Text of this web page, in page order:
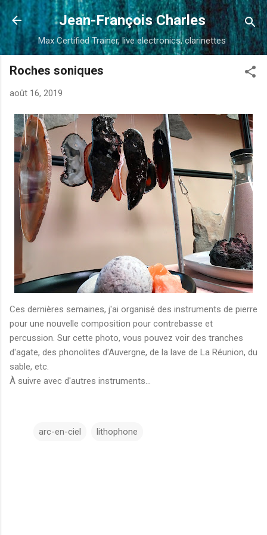
Accéder au contenu principal
Jean-François Charles
Max Certified Trainer, live electronics, clarinettes
Roches soniques
août 16, 2019
Ces dernières semaines, j'ai organisé des instruments de pierre
pour une nouvelle composition pour contrebasse et
percussion. Sur cette photo, vous pouvez voir des tranches
d'agate, des phonolites d'Auvergne, de la lave de La Réunion, du
sable, etc.
À suivre avec d'autres instruments...
arc-en-ciel lithophone